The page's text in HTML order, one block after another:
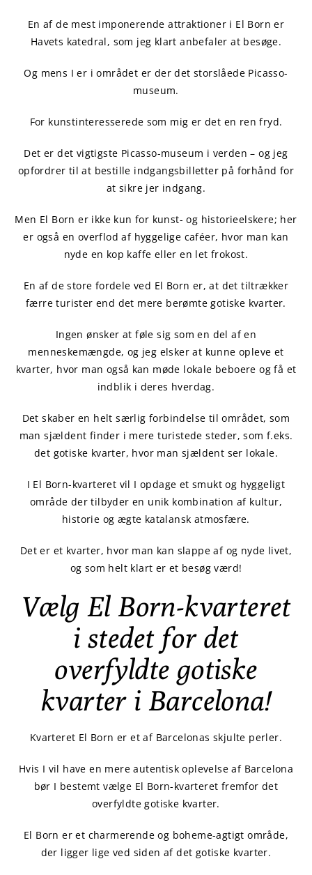
En af de mest imponerende attraktioner i El Born er
Havets katedral, som jeg klart anbefaler at besøge.
Og mens I er i området er der det storslåede Picasso-
museum.
For kunstinteresserede som mig er det en ren fryd.
Det er det vigtigste Picasso-museum i verden – og jeg
opfordrer til at bestille indgangsbilletter på forhånd for
at sikre jer indgang.
Men El Born er ikke kun for kunst- og historieelskere; her
er også en overflod af hyggelige caféer, hvor man kan
nyde en kop kaffe eller en let frokost.
En af de store fordele ved El Born er, at det tiltrækker
færre turister end det mere berømte gotiske kvarter.
Ingen ønsker at føle sig som en del af en
menneskemængde, og jeg elsker at kunne opleve et
kvarter, hvor man også kan møde lokale beboere og få et
indblik i deres hverdag.
Det skaber en helt særlig forbindelse til området, som
man sjældent finder i mere turistede steder, som f.eks.
det gotiske kvarter, hvor man sjældent ser lokale.
I El Born-kvarteret vil I opdage et smukt og hyggeligt
område der tilbyder en unik kombination af kultur,
historie og ægte katalansk atmosfære.
Det er et kvarter, hvor man kan slappe af og nyde livet,
og som helt klart er et besøg værd!
Vælg El Born-kvarteret
i stedet for det
overfyldte gotiske
kvarter i Barcelona!
Kvarteret El Born er et af Barcelonas skjulte perler.
Hvis I vil have en mere autentisk oplevelse af Barcelona
bør I bestemt vælge El Born-kvarteret fremfor det
overfyldte gotiske kvarter.
El Born er et charmerende og boheme-agtigt område,
der ligger lige ved siden af det gotiske kvarter.